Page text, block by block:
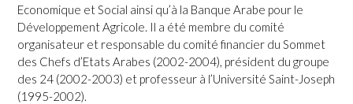
Economique et Social ainsi qu’à la Banque Arabe pour le
Développement Agricole. Il a été membre du comité
organisateur et responsable du comité financier du Sommet
des Chefs d’Etats Arabes (2002-2004), président du groupe
des 24 (2002-2003) et professeur à l’Université Saint-Joseph
(1995-2002).